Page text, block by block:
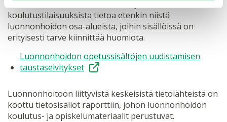
muun muassa laatuarvioinneista ja
koulutustilaisuuksista tietoa etenkin niistä
luonnonhoidon osa-alueista, joihin sisällöissä on
erityisesti tarve kiinnittää huomiota.
Luonnonhoidon opetussisältöjen uudistamisen
taustaselvitykset
Luonnonhoitoon liittyvistä keskeisistä tietolähteistä on
koottu tietosisällöt raporttiin, johon luonnonhoidon
koulutus- ja opiskelumateriaalit perustuvat.